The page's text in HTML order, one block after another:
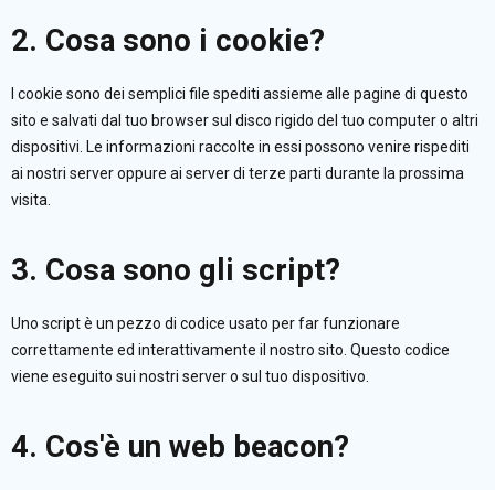
2. Cosa sono i cookie?
I cookie sono dei semplici file spediti assieme alle pagine di questo
sito e salvati dal tuo browser sul disco rigido del tuo computer o altri
dispositivi. Le informazioni raccolte in essi possono venire rispediti
ai nostri server oppure ai server di terze parti durante la prossima
visita.
3. Cosa sono gli script?
Uno script è un pezzo di codice usato per far funzionare
correttamente ed interattivamente il nostro sito. Questo codice
viene eseguito sui nostri server o sul tuo dispositivo.
4. Cos'è un web beacon?